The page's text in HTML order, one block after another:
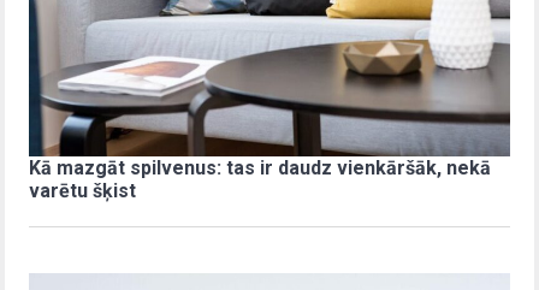
Kā mazgāt spilvenus: tas ir daudz vienkāršāk, nekā
varētu šķist